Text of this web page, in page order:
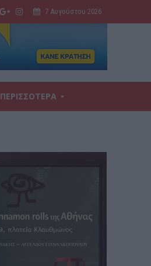
7 Αυγούστου 2026
ΠΕΡΙΣΣΟΤΕΡΑ